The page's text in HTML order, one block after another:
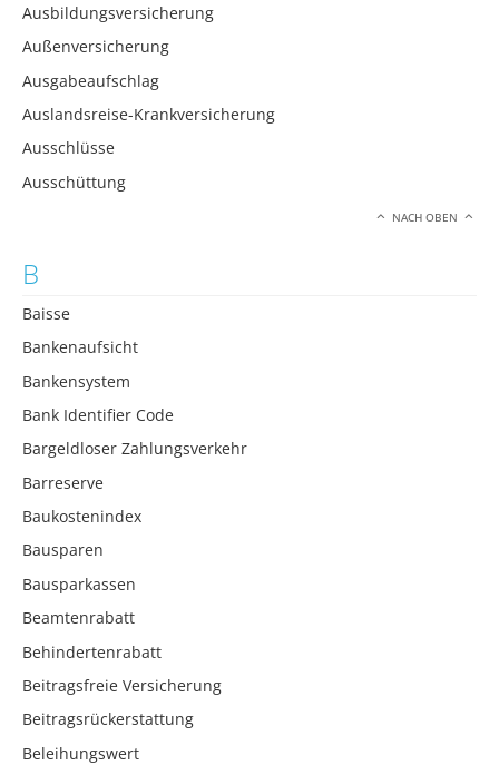
Ausbildungsversicherung
Außenversicherung
Ausgabeaufschlag
Auslandsreise-Krankversicherung
Ausschlüsse
Ausschüttung
NACH OBEN
B
Baisse
Bankenaufsicht
Bankensystem
Bank Identifier Code
Bargeldloser Zahlungsverkehr
Barreserve
Baukostenindex
Bausparen
Bausparkassen
Beamtenrabatt
Behindertenrabatt
Beitragsfreie Versicherung
Beitragsrückerstattung
Beleihungswert